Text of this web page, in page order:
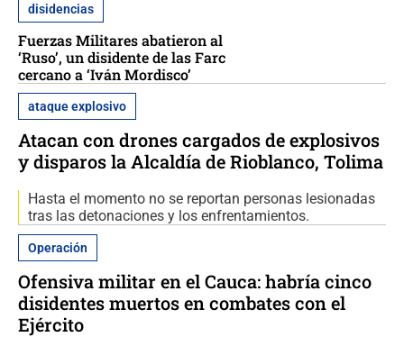
disidencias
Fuerzas Militares abatieron al
‘Ruso’, un disidente de las Farc
cercano a ‘Iván Mordisco’
ataque explosivo
Atacan con drones cargados de explosivos
y disparos la Alcaldía de Rioblanco, Tolima
Hasta el momento no se reportan personas lesionadas
tras las detonaciones y los enfrentamientos.
Operación
Ofensiva militar en el Cauca: habría cinco
disidentes muertos en combates con el
Ejército